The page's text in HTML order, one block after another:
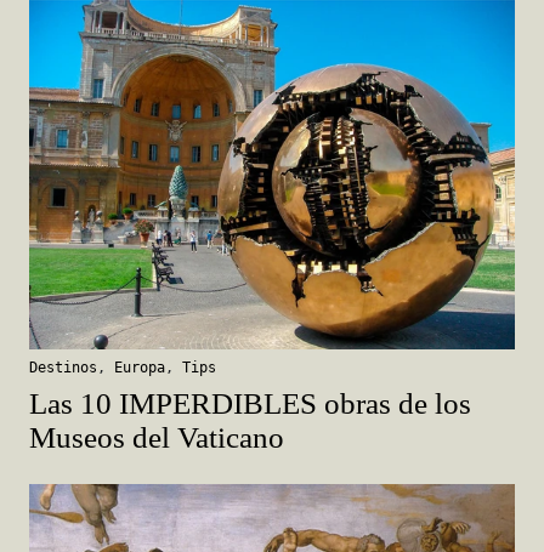
Destinos , Europa,Tips
Las 10 IMPERDIBLES obras de los
Museos del Vaticano